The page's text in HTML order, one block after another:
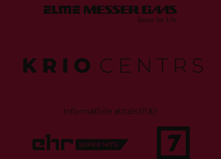
Informatīvie atbalstītāji